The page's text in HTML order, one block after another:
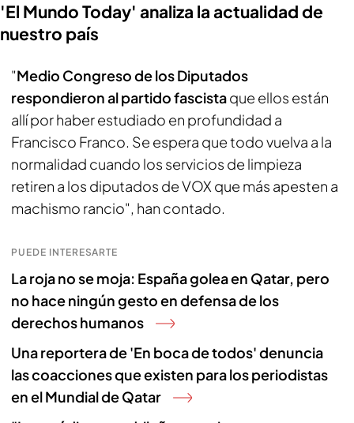
'El Mundo Today' analiza la actualidad de
nuestro país
"Medio Congreso de los Diputados
respondieron al partido fascistaque ellos están
allí por haber estudiado en profundidad a
Francisco Franco. Se espera que todo vuelva a la
normalidad cuando los servicios de limpieza
retiren a los diputados de VOX que más apesten a
machismo rancio", han contado.
PUEDE INTERESARTE
La roja no se moja: España golea en Qatar, pero
no hace ningún gesto en defensa de los
derechos humanos
Una reportera de 'En boca de todos' denuncia
las coacciones que existen para los periodistas
en el Mundial de Qatar